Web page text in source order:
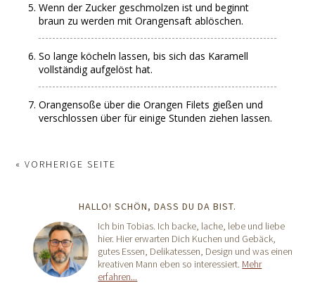
Wenn der Zucker geschmolzen ist und beginnt
braun zu werden mit Orangensaft ablöschen.
So lange köcheln lassen, bis sich das Karamell
vollständig aufgelöst hat.
Orangensoße über die Orangen Filets gießen und
verschlossen über für einige Stunden ziehen lassen.
« VORHERIGE SEITE
HALLO! SCHÖN, DASS DU DA BIST.
Ich bin Tobias. Ich backe, lache, lebe und liebe
hier. Hier erwarten Dich Kuchen und Gebäck,
gutes Essen, Delikatessen, Design und was einen
kreativen Mann eben so interessiert. Mehr
erfahren...